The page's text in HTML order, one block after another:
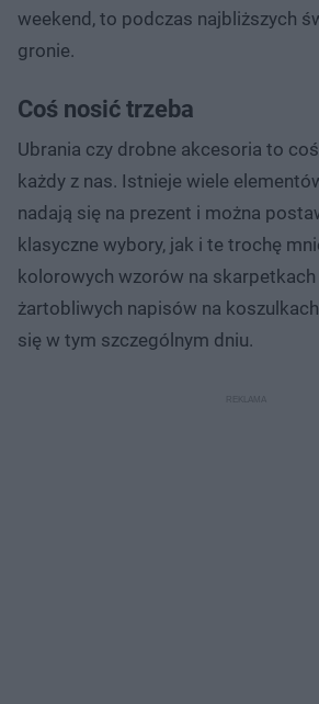
weekend, to podczas najbliższych
gronie.
Coś nosić trzeba
Ubrania czy drobne akcesoria to
każdy z nas. Istnieje wiele
nadają się na prezent i można
klasyczne wybory, jak i te trochę
kolorowych wzorów na
żartobliwych napisów na
się w tym szczególnym dniu.